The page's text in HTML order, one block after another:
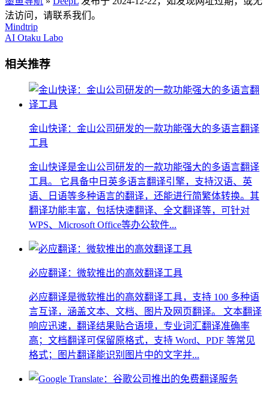
法访问，请联系我们。
Mindtrip
AI Otaku Labo
相关推荐
金山快译：金山公司研发的一款功能强大的多语言翻译
工具
金山快译是金山公司研发的一款功能强大的多语言翻译
工具。 它具备中日英多语言翻译引擎，支持汉语、英
语、日语等多种语言的翻译，还能进行简繁体转换。其
翻译功能丰富，包括快速翻译、全文翻译等，可针对
WPS、Microsoft Office等办公软件...
必应翻译：微软推出的高效翻译工具
必应翻译是微软推出的高效翻译工具，支持 100 多种语
言互译，涵盖文本、文档、图片及网页翻译。 文本翻译
响应迅速，翻译结果贴合语境，专业词汇翻译准确率
高；文档翻译可保留原格式，支持 Word、PDF 等常见
格式；图片翻译能识别图片中的文字并...